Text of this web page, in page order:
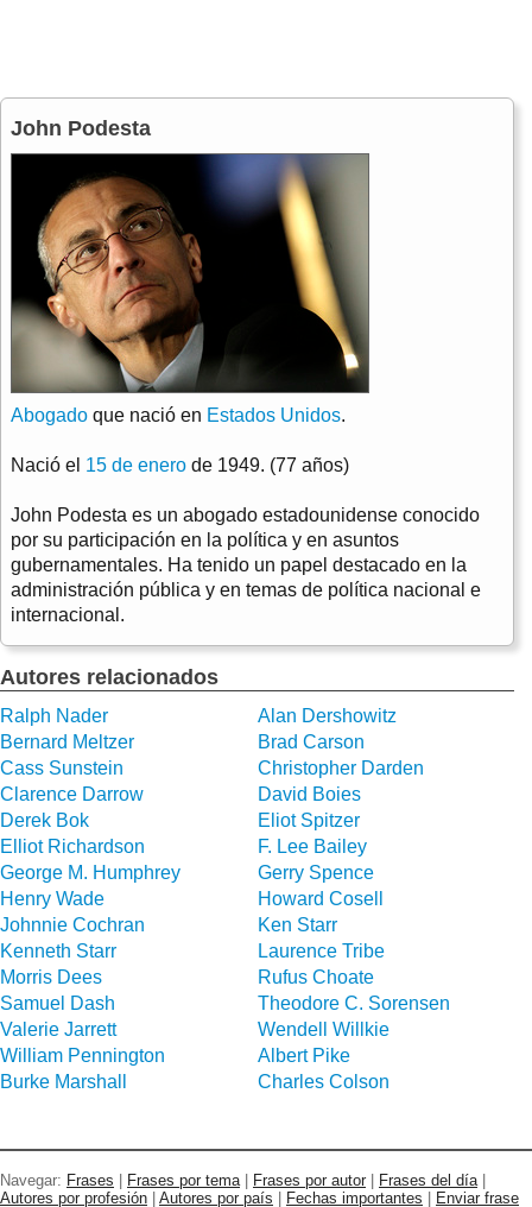
John Podesta
Abogado que nació en Estados Unidos.
Nació el 15 de enero de 1949. (77 años)
John Podesta es un abogado estadounidense conocido
por su participación en la política y en asuntos
gubernamentales. Ha tenido un papel destacado en la
administración pública y en temas de política nacional e
internacional.
Autores relacionados
Ralph Nader
Alan Dershowitz
Bernard Meltzer
Brad Carson
Cass Sunstein
Christopher Darden
Clarence Darrow
David Boies
Derek Bok
Eliot Spitzer
Elliot Richardson
F. Lee Bailey
George M. Humphrey
Gerry Spence
Henry Wade
Howard Cosell
Johnnie Cochran
Ken Starr
Kenneth Starr
Laurence Tribe
Morris Dees
Rufus Choate
Samuel Dash
Theodore C. Sorensen
Valerie Jarrett
Wendell Willkie
William Pennington
Albert Pike
Burke Marshall
Charles Colson
Navegar: Frases | Frases por tema | Frases por autor | Frases del día |
Autores por profesión | Autores por país | Fechas importantes | Enviar frase